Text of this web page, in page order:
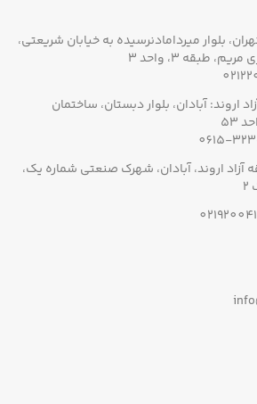
بلوار میردامادنرسیده به خیابان شریعتی،
اروند: آبادان، بلوار دبستان، ساختمان
آزاد اروند، آبادان، شهرک صنعتی شماره یک،